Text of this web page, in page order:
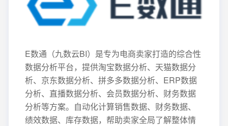
E数通（九数云BI）是专为电商卖家打造的综合性
数据分析平台，提供淘宝数据分析、天猫数据分
析、京东数据分析、拼多多数据分析、ERP数据
分析、直播数据分析、会员数据分析、财务数据
分析等方案。自动化计算销售数据、财务数据、
绩效数据、库存数据，帮助卖家全局了解整体情